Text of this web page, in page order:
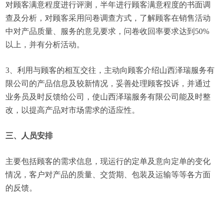
对顾客满意程度进行评测，半年进行顾客满意程度的书面调
查及分析，对顾客采用问卷调查方式，了解顾客在销售活动
中对产品质量、服务的意见要求，问卷收回率要求达到50%
以上，并有分析活动。
3、利用与顾客的相互交往，主动向顾客介绍山西泽瑞服务有
限公司的产品信息及较新情况，妥善处理顾客投诉，并通过
业务员及时反馈给公司，使山西泽瑞服务有限公司能及时整
改，以提高产品对市场需求的适应性。
三、人员安排
主要包括顾客的需求信息，现运行的定单及意向定单的变化
情况，客户对产品的质量、交货期、包装及运输等等各方面
的反馈。